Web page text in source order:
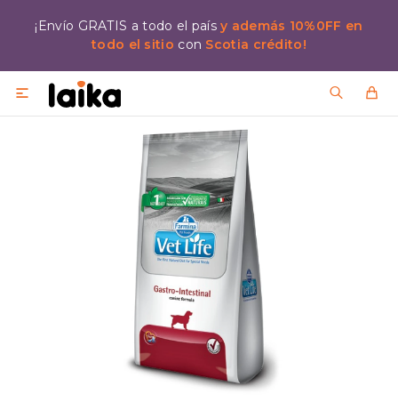
¡Envío GRATIS a todo el paísy además 10%0FF en
todo el sitio con Scotia crédito!
